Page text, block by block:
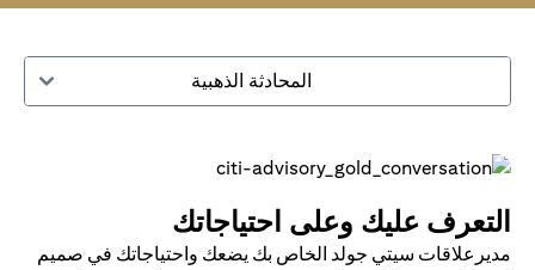
المحادثة الذهبية
التعرف عليك وعلى احتياجاتك
مديرعلاقات سيتي جولد الخاص بك يضعك واحتياجاتك في صميم